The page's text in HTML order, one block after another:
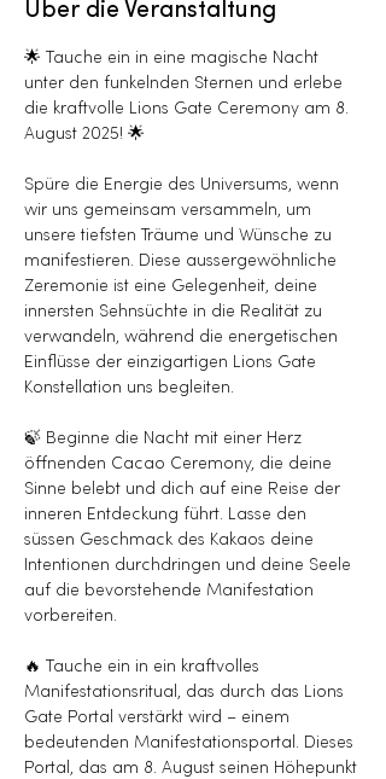
Über die Veranstaltung
🌟 Tauche ein in eine magische Nacht
unter den funkelnden Sternen und erlebe
die kraftvolle Lions Gate Ceremony am 8.
August 2025! 🌟
Spüre die Energie des Universums, wenn
wir uns gemeinsam versammeln, um
unsere tiefsten Träume und Wünsche zu
manifestieren. Diese aussergewöhnliche
Zeremonie ist eine Gelegenheit, deine
innersten Sehnsüchte in die Realität zu
verwandeln, während die energetischen
Einflüsse der einzigartigen Lions Gate
Konstellation uns begleiten.
🍃 Beginne die Nacht mit einer Herz
öffnenden Cacao Ceremony, die deine
Sinne belebt und dich auf eine Reise der
inneren Entdeckung führt. Lasse den
süssen Geschmack des Kakaos deine
Intentionen durchdringen und deine Seele
auf die bevorstehende Manifestation
vorbereiten.
🔥 Tauche ein in ein kraftvolles
Manifestationsritual, das durch das Lions
Gate Portal verstärkt wird – einem
bedeutenden Manifestationsportal. Dieses
Portal, das am 8. August seinen Höhepunkt